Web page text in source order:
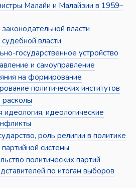
Малайи и Малайзии в 1959–
власти
власти
государственное устройство
и самоуправление
на формирование
политических институтов
идеологические
роль религии в политике
системы
политических партий
по итогам выборов